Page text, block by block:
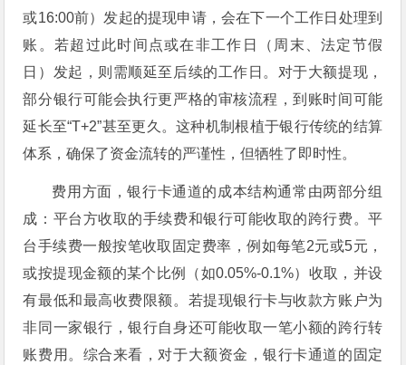
或16:00前）发起的提现申请，会在下一个工作日处理到
账。若超过此时间点或在非工作日（周末、法定节假
日）发起，则需顺延至后续的工作日。对于大额提现，
部分银行可能会执行更严格的审核流程，到账时间可能
延长至“T+2”甚至更久。这种机制根植于银行传统的结算
体系，确保了资金流转的严谨性，但牺牲了即时性。
费用方面，银行卡通道的成本结构通常由两部分组
成：平台方收取的手续费和银行可能收取的跨行费。平
台手续费一般按笔收取固定费率，例如每笔2元或5元，
或按提现金额的某个比例（如0.05%-0.1%）收取，并设
有最低和最高收费限额。若提现银行卡与收款方账户为
非同一家银行，银行自身还可能收取一笔小额的跨行转
账费用。综合来看，对于大额资金，银行卡通道的固定